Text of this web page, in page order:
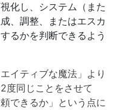
化し、システム（また
、調整、またはエスカ
るかを判断できるよう
イティブな魔法」より
度同じことをさせて
できるか」という点に